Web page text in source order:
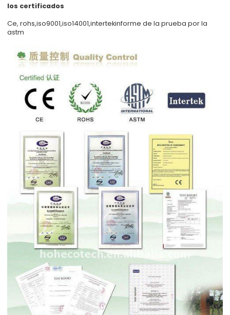
los certificados
Ce, rohs,iso9001,iso14001,intertekinforme de la prueba por la
astm